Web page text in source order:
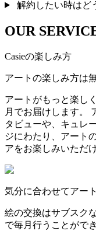
解約したい時はど
OUR
Casieの楽しみ方
アートの楽しみ方は
アートがもっと楽し
月でお届けします。
タビューや、キュレ
ジにわたり、アート
アをお楽しみいただ
気分に合わせてアー
絵の交換はサブスク
で毎月行うことがで